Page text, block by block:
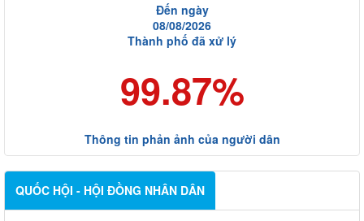
Đến ngày
08/08/2026
Thành phố đã xử lý
99.87%
Thông tin phản ảnh của người dân
QUỐC HỘI - HỘI ĐỒNG NHÂN DÂN